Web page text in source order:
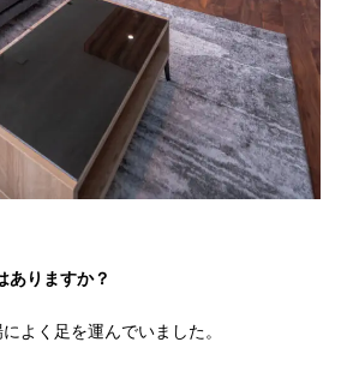
ありますか？
よく足を運んでいました。